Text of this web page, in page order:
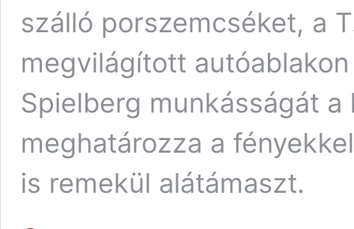
szálló porszemcséket, a
megvilágított
Spielberg munkásságát
meghatározza a
is remekül alátámaszt.